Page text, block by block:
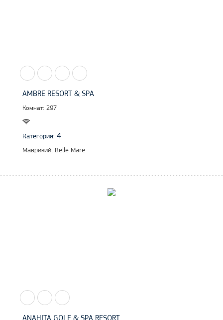
AMBRE RESORT & SPA
Комнат: 297
Категория: 4
Маврикий, Belle Mare
ANAHITA GOLF & SPA RESORT